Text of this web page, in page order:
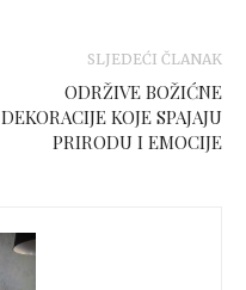
SLJEDEĆI ČLANAK
ODRŽIVE BOŽIĆNE
DEKORACIJE KOJE SPAJAJU
PRIRODU I EMOCIJE